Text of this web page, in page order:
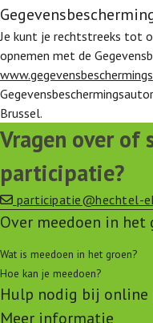
Je kunt je rechtstreeks tot
opnemen met de
Brussel.
Vragen over of
participatie?
participatie@hechtel-
Over meedoen in het
Wat is meedoen in het groen?
Hoe kan je meedoen?
Hulp nodig bij online
Meer informatie